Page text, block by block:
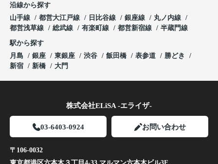
沿線から探す
山手線
都営大江戸線 日比谷線 銀座線
丸ノ内線
都営浅草線
総武線 有楽町線 都営新宿線 半蔵門線
駅から探す
月島
銀座 東銀座 渋谷 飯田橋 表参道
勝どき
新宿
新橋 大門
株式会社ELiSA -エライザ-
03-6403-0924 お問い合わせ
〒106-0032